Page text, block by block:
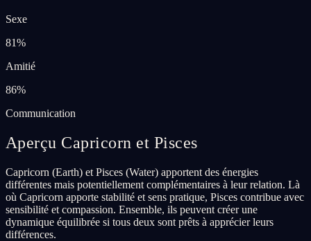
Sexe
81%
Amitié
86%
Communication
Aperçu Capricorn et Pisces
Capricorn (Earth) et Pisces (Water) apportent des énergies
différentes mais potentiellement complémentaires à leur relation. Là
où Capricorn apporte stabilité et sens pratique, Pisces contribue avec
sensibilité et compassion. Ensemble, ils peuvent créer une
dynamique équilibrée si tous deux sont prêts à apprécier leurs
différences.